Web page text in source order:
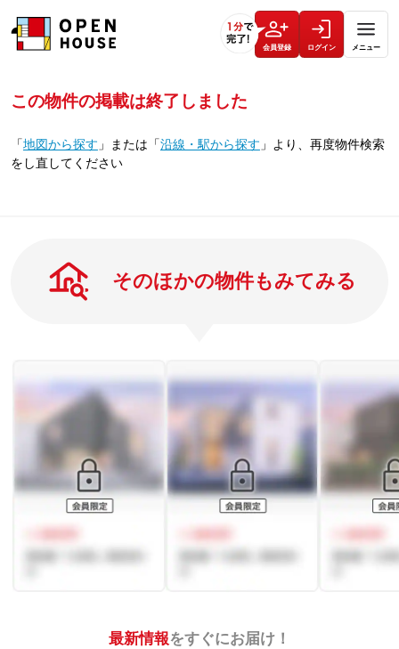
会員登録 ログイン メニュー
この物件の掲載は終了しました
「地図から探す 」 または 「沿線・駅から探す 」 より、再度物件検索
をし直してください
そのほかの物件もみてみる
最新情報をすぐにお届け！